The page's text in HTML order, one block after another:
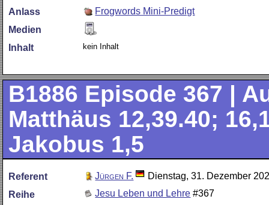
Anlass
Frogwords Mini-Predigt
Medien
Inhalt
kein Inhalt
B1886 Episode 367 |
Matthäus 12,39.40;
Jakobus 1,5
Referent Jürgen F.
Dienstag, 31. Dezember
Reihe
Jesu Leben und Lehre #367